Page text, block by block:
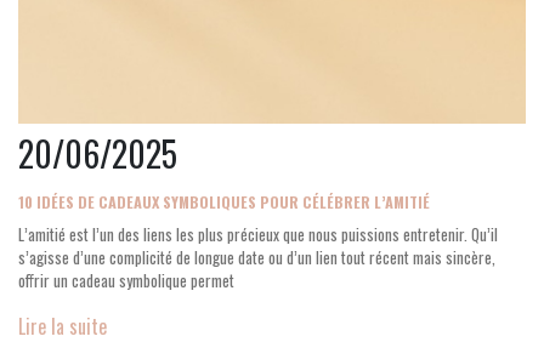
20/06/2025
10 IDÉES DE CADEAUX SYMBOLIQUES POUR CÉLÉBRER L’AMITIÉ
L’amitié est l’un des liens les plus précieux que nous puissions entretenir. Qu’il
s’agisse d’une complicité de longue date ou d’un lien tout récent mais sincère,
offrir un cadeau symbolique permet
Lire la suite